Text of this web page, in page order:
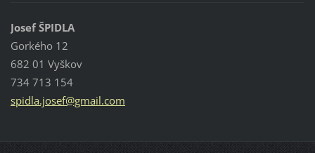
Josef ŠPIDLA
Gorkého 12
682 01 Vyškov
734 713 154
spidla.josef@gmail.com